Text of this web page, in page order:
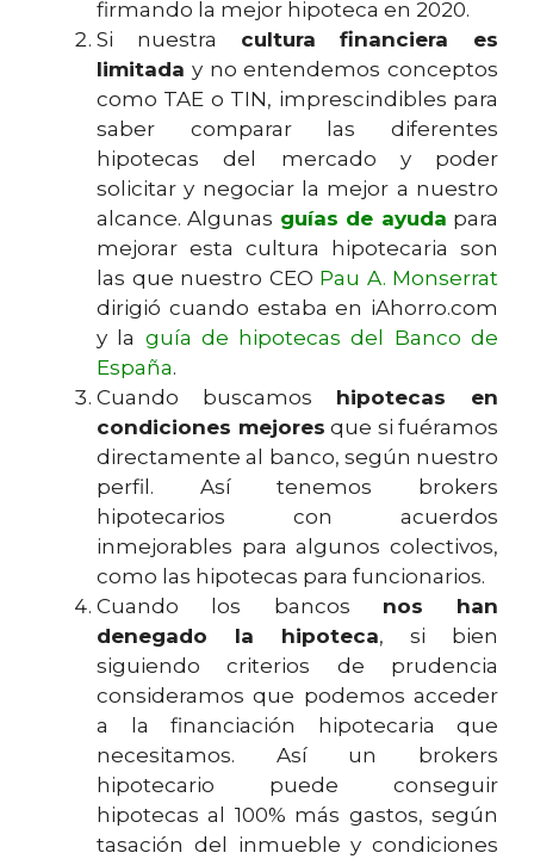
firmando la mejor hipoteca en 2020.
Si nuestra cultura financiera es
limitada y no entendemos conceptos
como TAE o TIN, imprescindibles para
saber comparar las diferentes
hipotecas del mercado y poder
solicitar y negociar la mejor a nuestro
alcance. Algunas guías de ayuda para
mejorar esta cultura hipotecaria son
las que nuestro CEO Pau A. Monserrat
dirigió cuando estaba en iAhorro.com
y la guía de hipotecas del Banco de
España.
Cuando buscamos hipotecas en
condiciones mejores que si fuéramos
directamente al banco, según nuestro
perfil. Así tenemos brokers
hipotecarios con acuerdos
inmejorables para algunos colectivos,
como las hipotecas para funcionarios.
Cuando los bancos nos han
denegado la hipoteca, si bien
siguiendo criterios de prudencia
consideramos que podemos acceder
a la financiación hipotecaria que
necesitamos. Así un brokers
hipotecario puede conseguir
hipotecas al 100% más gastos, según
tasación del inmueble y condiciones